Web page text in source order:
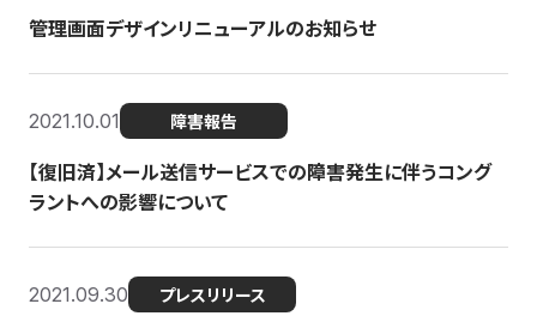
管理画面デザインリニューアルのお知らせ
2021.10.01 障害報告
【復旧済】メール送信サービスでの障害発生に伴うコング
ラントへの影響について
2021.09.30 プレスリリース